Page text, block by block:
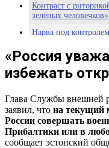
Контраст с
зелёных человечков»
Нарва под
«Россия
избежать
Глава Службы внешней
заявил, что на текущий
России совершать
Прибалтики или в
сообщает эстонский